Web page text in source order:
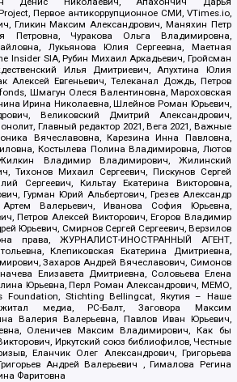
Первое антикоррупционное СМИ, VTimes.io,
Гликин Максим Александрович, Маняхин Петр
Петровна, Чуракова Ольга Владимировна,
Лукьянова Юлия Сергеевна, Маетная
Insider SIA, Рубин Михаил Аркадьевич, Гройсман
Илья Дмитриевич, Апухтина Юлия
Алексей Евгеньевич, Телеканал Дождь, Петров
Шмагун Олеся Валентиновна, Мароховская
Ирина Николаевна, Шлейнов Роман Юрьевич,
Великовский Дмитрий Александрович,
Главный редактор 2021, Вега 2021, Важные
Вячеславовна, Карезина Инна Павловна,
Костылева Полина Владимировна, Лютов
Владимир Владимирович, Жилинский
Тихонов Михаил Сергеевич, Пискунов Сергей
Сергеевич, Кильтау Екатерина Викторовна,
Гурман Юрий Альбертович, Грезев Александр
Артем Валерьевич, Иванова София Юрьевна,
Петров Алексей Викторович, Егоров Владимир
Юрьевич, Смирнов Сергей Сергеевич, Верзилов
права, ЖУРНАЛИСТ-ИНОСТРАННЫЙ АГЕНТ,
Клепиковская Екатерина Дмитриевна,
Захаров Андрей Вячеславович, Симонов
Елизавета Дмитриевна, Соловьева Елена
Юрьевна, Перл Роман Александрович, МЕМО,
Foundation, Stichting Bellingcat, Якутия – Наше
медиа, РС-Балт, Заговора Максим
Валерия Валерьевна, Павлов Иван Юрьевич,
Оленичев Максим Владимирович, Как бы
Иркутский союз библиофилов, Честные
Еланчик Олег Александрович, Григорьева
Андрей Валерьевич , Гималова Регина
Фаритовна